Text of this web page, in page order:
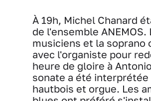
À 19h, Michel Chanard
de l'ensemble ANEMOS.
musiciens et la soprano
avec l'organiste pour
heure de gloire à
sonate a été interprétée
hautbois et orgue. Les